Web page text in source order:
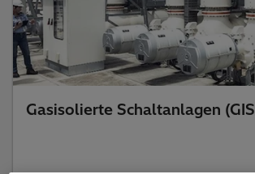
Gasisolierte Schaltanlagen